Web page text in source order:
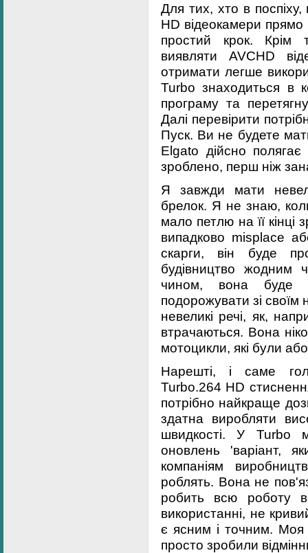
Для тих, хто в
HD відеокамери
простий крок. Крім
виявляти AVCHD
отримати легше
Turbo знаходиться в
програму та
Далі перевірити
Пуск. Ви не будете
Elgato дійсно
зроблено, перш ніж
Я завжди мати
брелок. Я не знаю,
мало петлю на її
випадково misplace
скарги, він буде
будівництво жодним
чином, вона буде
подорожувати зі своїм
невеликі речі, як,
втрачаються. Вона
мотоцикли, які були
Нарешті, і саме
Turbo.264 HD
потрібно найкраще
здатна виробляти
швидкості. У Turbo
оновлень 'варіант,
компаніям
роблять. Вона не
робить всю роботу
використанні, не
є ясним і точним.
просто зробили